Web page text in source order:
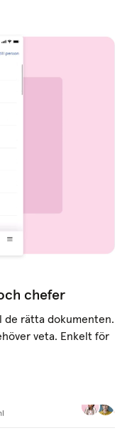
chefer
de rätta dokumenten.
veta. Enkelt för